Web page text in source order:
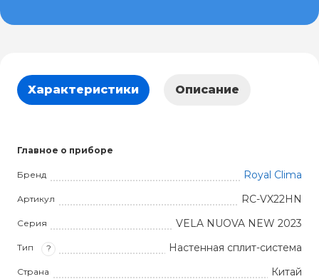
Характеристики Описание
Главное о приборе
Бренд Royal Clima
Артикул RC-VX22HN
Серия VELA NUOVA NEW 2023
Тип ? Настенная сплит-система
Страна Китай